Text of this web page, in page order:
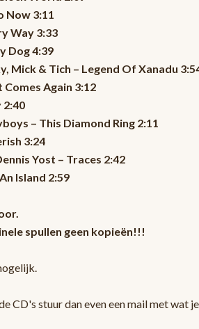
Now 3:11
Way 3:33
Dog 4:39
Mick & Tich – Legend Of Xanadu
Comes Again 3:12
2:40
– This Diamond Ring 2:11
3:24
Yost – Traces 2:42
Island 2:59
spullen geen kopieën!!!
CD's stuur dan even een mail met wat